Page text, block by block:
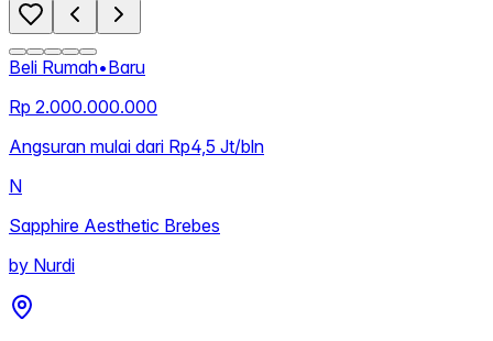
Beli Rumah•Baru
Rp 2.000.000.000
Angsuran mulai dari Rp4,5 Jt/bln
N
Sapphire Aesthetic Brebes
by Nurdi